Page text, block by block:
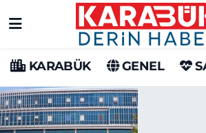
KARABÜK GENEL
Karabük Hava Durumu
Karabük Trafik Yoğunluk Haritası